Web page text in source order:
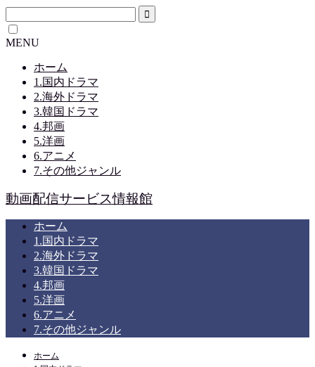
MENU
ホーム
1.国内ドラマ
2.海外ドラマ
3.韓国ドラマ
4.邦画
5.洋画
6.アニメ
7.その他ジャンル
動画配信サービス情報館
ホーム
1.国内ドラマ
2.海外ドラマ
3.韓国ドラマ
4.邦画
5.洋画
6.アニメ
7.その他ジャンル
ホーム